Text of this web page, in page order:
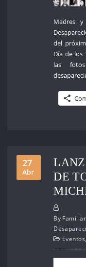
Madres y
del
Día de los
las
27
Abr
DE
By
Eventos,